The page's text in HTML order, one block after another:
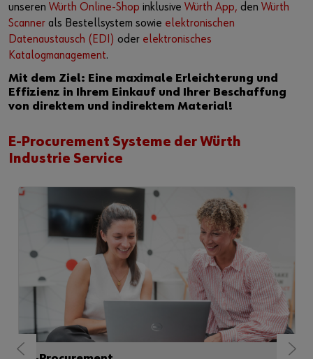
unseren Würth Online-Shop inklusive Würth App, den Würth
Scanner als Bestellsystem sowie elektronischen
Datenaustausch (EDI) oder elektronisches
Katalogmanagement.
Mit dem Ziel: Eine maximale Erleichterung und
Effizienz in Ihrem Einkauf und Ihrer Beschaffung
von direktem und indirektem Material!
E-Procurement Systeme der Würth
Industrie Service